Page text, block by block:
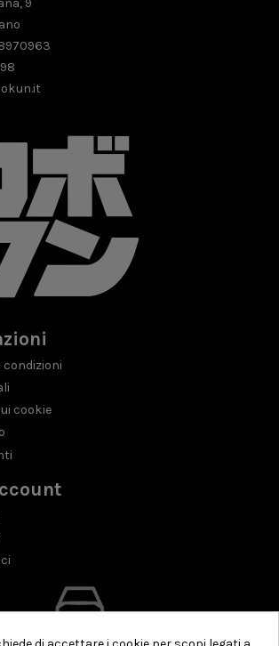
9
condizioni
cookie